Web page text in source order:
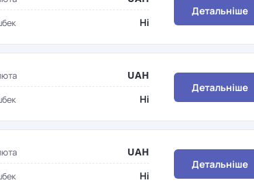
Ні
Детальніше
UAH
Ні
Детальніше
UAH
Ні
Детальніше